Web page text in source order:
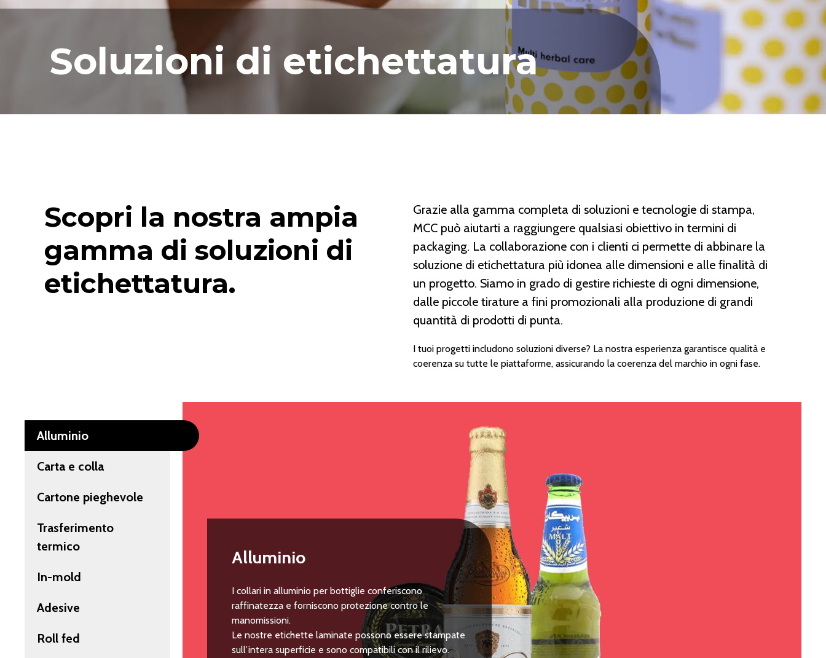
Soluzioni di etichettatura
Scopri la nostra ampia
gamma di soluzioni di
etichettatura.
Grazie alla gamma completa di soluzioni e tecnologie di stampa,
MCC può aiutarti a raggiungere qualsiasi obiettivo in termini di
packaging. La collaborazione con i clienti ci permette di abbinare la
soluzione di etichettatura più idonea alle dimensioni e alle finalità di
un progetto. Siamo in grado di gestire richieste di ogni dimensione,
dalle piccole tirature a fini promozionali alla produzione di grandi
quantità di prodotti di punta.
I tuoi progetti includono soluzioni diverse? La nostra esperienza garantisce qualità e
coerenza su tutte le piattaforme, assicurando la coerenza del marchio in ogni fase.
Alluminio
Carta e colla
Cartone pieghevole
Trasferimento
termico
In-mold
Adesive
Roll fed
Alluminio
I collari in alluminio per bottiglie conferiscono
raffinatezza e forniscono protezione contro le
manomissioni.
Le nostre etichette laminate possono essere stampate
sull’intera superficie e sono compatibili con il rilievo.